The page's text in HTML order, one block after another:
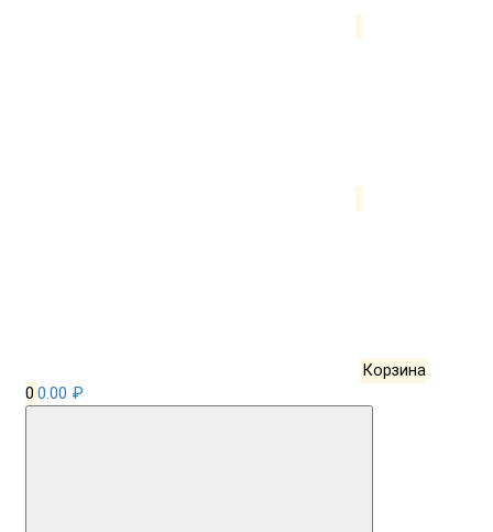
Корзина
0 0.00 ₽